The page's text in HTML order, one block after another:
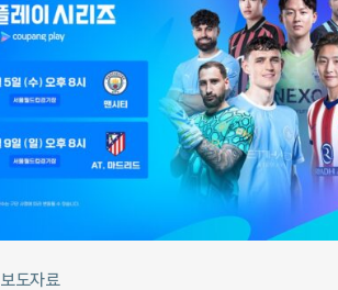
보도자료